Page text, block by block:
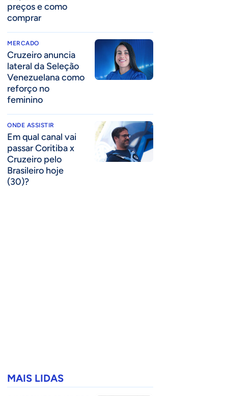
preços e como
comprar
MERCADO
Cruzeiro anuncia
lateral da Seleção
Venezuelana como
reforço no
feminino
ONDE ASSISTIR
Em qual canal vai
passar Coritiba x
Cruzeiro pelo
Brasileiro hoje
(30)?
MAIS LIDAS